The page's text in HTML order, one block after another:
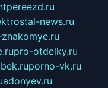
news.ru
pro-otdelky.ru
porno-vk.ru
adonyev.ru